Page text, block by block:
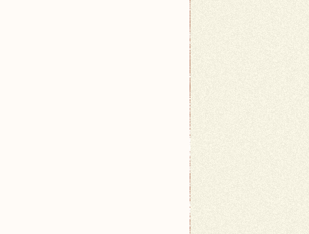
na rynku sportowym, ale także uznawana
szybko zdobyła uznanie za swoje nowatorskie
są zawsze na czasie i dostępne dla każdego
eksperymentów z formą i stylem.</li>